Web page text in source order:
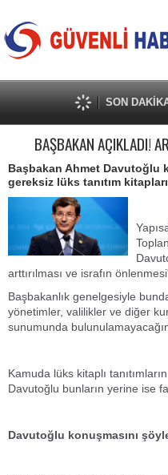
SON
BAŞBAKAN AÇIKLADI!
Başbakan Ahmet Davutoğlu
gereksiz lüks tanıtım
arttırılması ve israfın
Başbakanlık genelgesiyle
yönetimler, valilikler ve diğer
sunumunda
Kamuda lüks kitaplı
Davutoğlu bunların yerine ise
Davutoğlu konuşmasını